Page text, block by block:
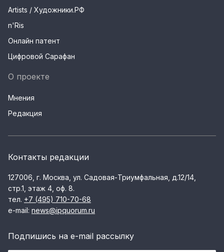
Artists / Художники.РФ
n'Ris
Онлайн патент
Цифровой Сарафан
О проекте
Мнения
Редакция
Контакты редакции
127006, г. Москва, ул. Садовая-Триумфальная, д.12/14,
стр.1, этаж 4, оф. 8.
тел. +7 (495) 710-70-68
e-mail: news@ipquorum.ru
Подпишись на e-mail рассылку